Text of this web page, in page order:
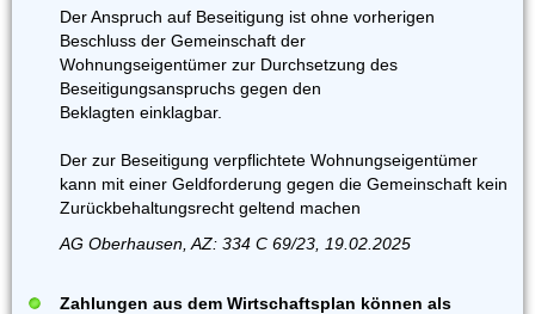
Der Anspruch auf Beseitigung ist ohne vorherigen
Beschluss der Gemeinschaft der
Wohnungseigentümer zur Durchsetzung des
Beseitigungsanspruchs gegen den
Beklagten einklagbar.
Der zur Beseitigung verpflichtete Wohnungseigentümer
kann mit einer Geldforderung gegen die Gemeinschaft kein
Zurückbehaltungsrecht geltend machen
AG Oberhausen, AZ: 334 C 69/23, 19.02.2025
Zahlungen aus dem Wirtschaftsplan können als